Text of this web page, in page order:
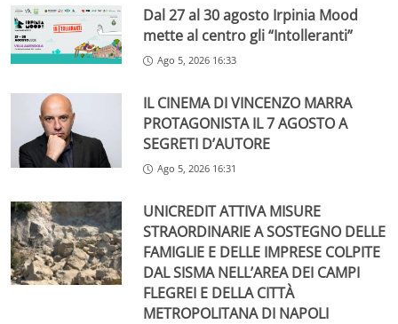
Dal 27 al 30 agosto Irpinia Mood
mette al centro gli “Intolleranti”
Ago 5, 2026 16:33
IL CINEMA DI VINCENZO MARRA
PROTAGONISTA IL 7 AGOSTO A
SEGRETI D’AUTORE
Ago 5, 2026 16:31
UNICREDIT ATTIVA MISURE
STRAORDINARIE A SOSTEGNO DELLE
FAMIGLIE E DELLE IMPRESE COLPITE
DAL SISMA NELL’AREA DEI CAMPI
FLEGREI E DELLA CITTÀ
METROPOLITANA DI NAPOLI